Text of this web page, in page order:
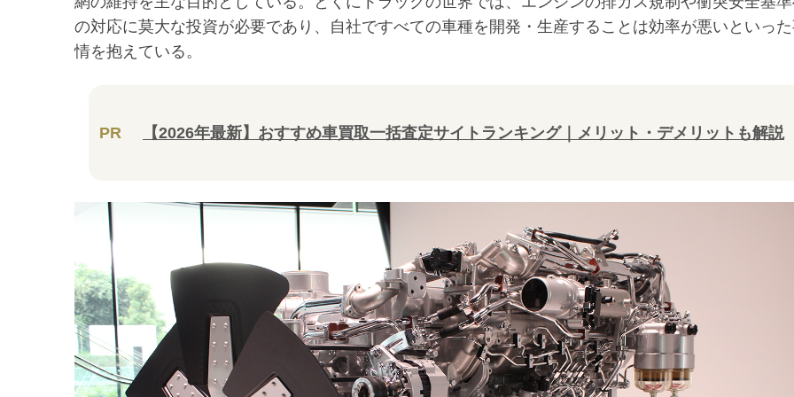
の対応に莫大な投資が必要であり、自社ですべての車種を開発・生産することは効率が悪いといっ
情を抱えている。
PR 【2026年最新】おすすめ車買取一括査定サイトランキング｜メリット・デメリットも解説